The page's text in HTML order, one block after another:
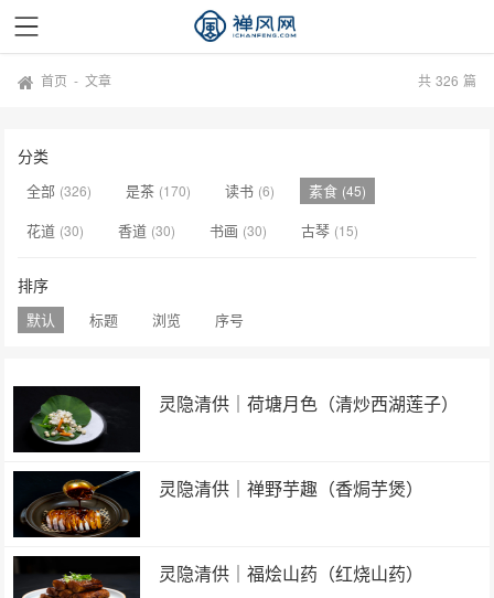
首页 -文章 共 326 篇
分类
全部 (326) 是茶 (170) 读书 (6) 素食 (45)
花道 (30) 香道 (30) 书画 (30) 古琴 (15)
排序
默认 标题 浏览 序号
灵隐清供｜​荷塘月色（清炒西湖莲子）
灵隐清供｜​禅野芋趣（香焗芋煲）
灵隐清供｜​福烩山药（红烧山药）